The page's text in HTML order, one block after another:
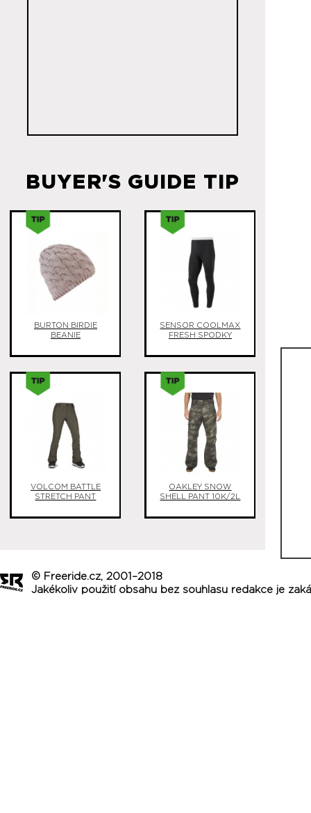
BUYER'S GUIDE TIP
BURTON BIRDIE
BEANIE
SENSOR COOLMAX
FRESH SPODKY
VOLCOM BATTLE
STRETCH PANT
OAKLEY SNOW
SHELL PANT 10K/2L
2498produktů,
v celkem7618variantách,
© Freeride.cz, 2001–2018
Jakékoliv použití obsahu bez souhlasu redakce je